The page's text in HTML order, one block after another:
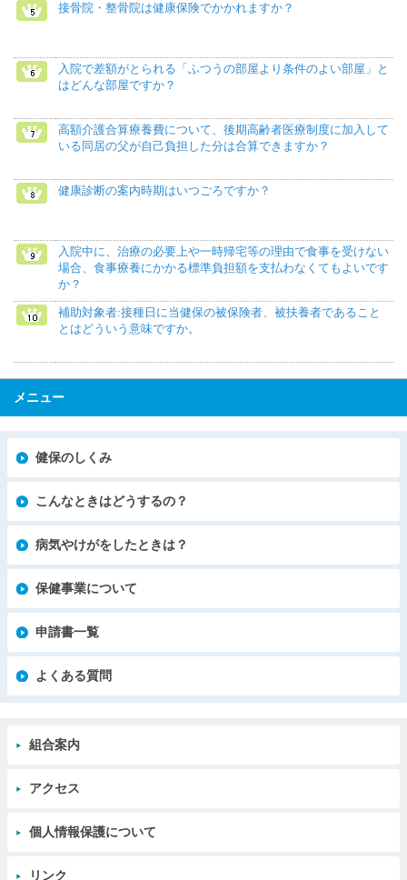
接骨院・整骨院は健康保険でかかれますか？
入院で差額がとられる「ふつうの部屋より条件のよい部屋」と
はどんな部屋ですか？
高額介護合算療養費について、後期高齢者医療制度に加入して
いる同居の父が自己負担した分は合算できますか？
健康診断の案内時期はいつごろですか？
入院中に、治療の必要上や一時帰宅等の理由で食事を受けない
場合、食事療養にかかる標準負担額を支払わなくてもよいです
か？
補助対象者:接種日に当健保の被保険者、被扶養者であること
とはどういう意味ですか。
メニュー
健保のしくみ
こんなときはどうするの？
病気やけがをしたときは？
保健事業について
申請書一覧
よくある質問
組合案内
アクセス
個人情報保護について
リンク